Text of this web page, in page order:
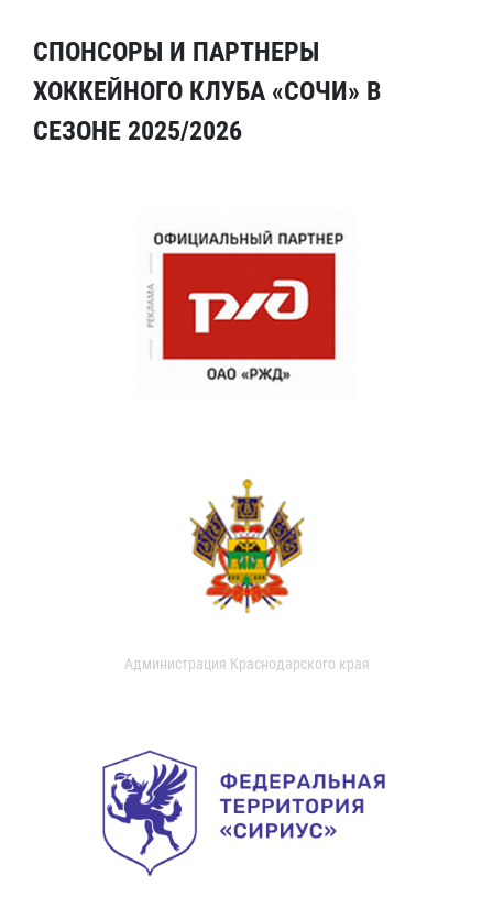
СПОНСОРЫ И ПАРТНЕРЫ
ХОККЕЙНОГО КЛУБА «СОЧИ» В
СЕЗОНЕ 2025/2026
Администрация Краснодарского края